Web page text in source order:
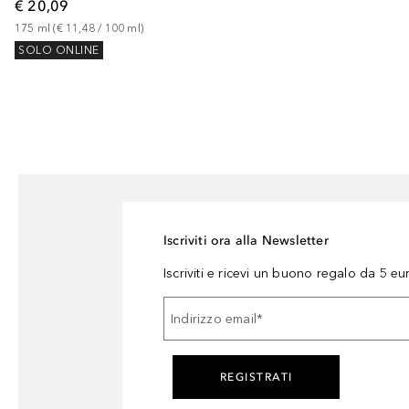
€ 20,09
175 ml (€ 11,48 / 100 ml )
SOLO ONLINE
Iscriviti ora alla Newsletter
Iscriviti e ricevi un buono regalo da 5
Indirizzo email *
REGISTRATI